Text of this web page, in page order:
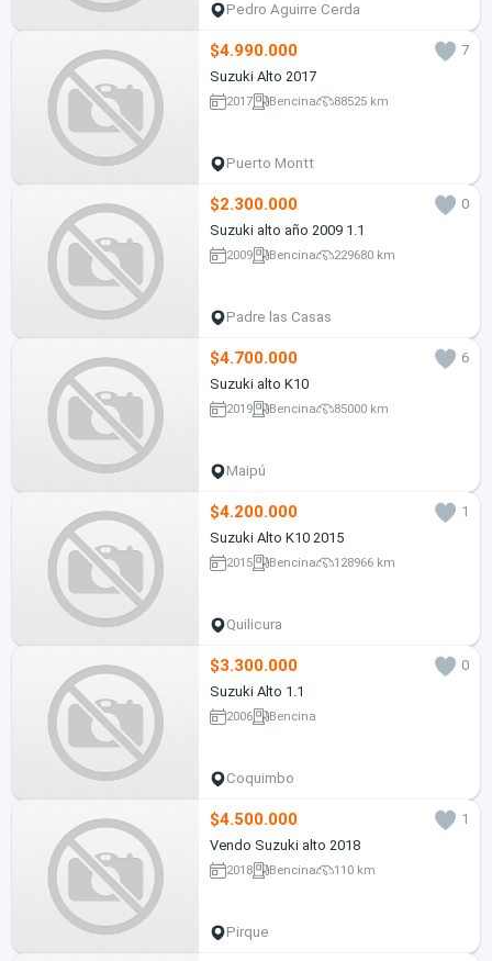
Pedro Aguirre Cerda
$4.990.000
7
Suzuki Alto 2017
2017 Bencina 88525 km
Puerto Montt
$2.300.000
0
Suzuki alto año 2009 1.1
2009 Bencina 229680 km
Padre las Casas
$4.700.000
6
Suzuki alto K10
2019 Bencina 85000 km
Maipú
$4.200.000
1
Suzuki Alto K10 2015
2015 Bencina 128966 km
Quilicura
$3.300.000
0
Suzuki Alto 1.1
2006 Bencina
Coquimbo
$4.500.000
1
Vendo Suzuki alto 2018
2018 Bencina 110 km
Pirque